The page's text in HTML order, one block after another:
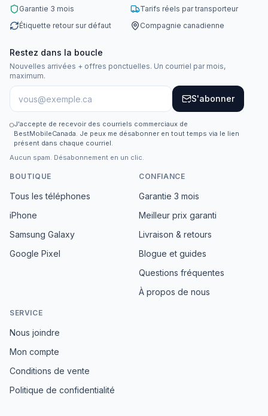
Garantie 3 mois
Tarifs réels par transporteur
Étiquette retour sur défaut
Compagnie canadienne
Restez dans la boucle
Nouvelles arrivées + offres ponctuelles. Un courriel par mois,
maximum.
S'abonner
J'accepte de recevoir des courriels commerciaux de
BestMobileCanada. Je peux me désabonner en tout temps via le lien
présent dans chaque courriel.
Aucun spam. Désabonnement en un clic.
BOUTIQUE
Tous les téléphones
iPhone
Samsung Galaxy
Google Pixel
CONFIANCE
Garantie 3 mois
Meilleur prix garanti
Livraison & retours
Blogue et guides
Questions fréquentes
À propos de nous
SERVICE
Nous joindre
Mon compte
Conditions de vente
Politique de confidentialité